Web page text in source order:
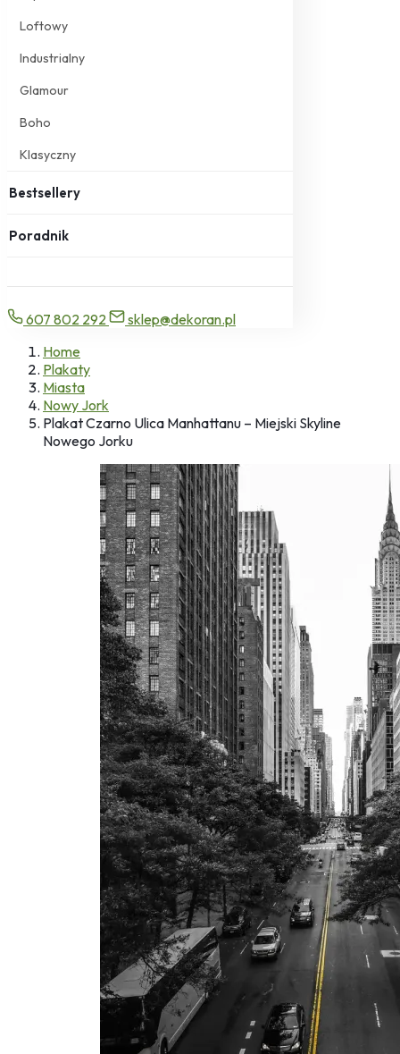
Loftowy
Industrialny
Glamour
Boho
Klasyczny
Bestsellery
Poradnik
607 802 292
sklep@dekoran.pl
Home
Plakaty
Miasta
Nowy Jork
Plakat Czarno Ulica Manhattanu – Miejski Skyline
Nowego Jorku